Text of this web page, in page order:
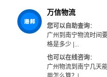
# 广州物流 #南宁物流
万信物流
您可以自助查询：
广州到南宁物流时间
格是多少|...
也可以在线咨询：
广州物流到南宁几天能